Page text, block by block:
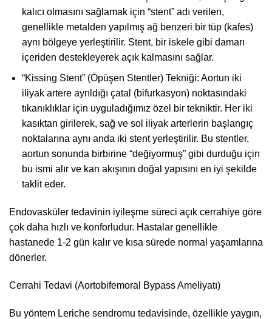
kalıcı olmasını sağlamak için “stent” adı verilen,
genellikle metalden yapılmış ağ benzeri bir tüp (kafes)
aynı bölgeye yerleştirilir. Stent, bir iskele gibi damarı
içeriden destekleyerek açık kalmasını sağlar.
“Kissing Stent” (Öpüşen Stentler) Tekniği: Aortun iki
iliyak artere ayrıldığı çatal (bifurkasyon) noktasındaki
tıkanıklıklar için uyguladığımız özel bir tekniktir. Her iki
kasıktan girilerek, sağ ve sol iliyak arterlerin başlangıç
noktalarına aynı anda iki stent yerleştirilir. Bu stentler,
aortun sonunda birbirine “değiyormuş” gibi durduğu için
bu ismi alır ve kan akışının doğal yapısını en iyi şekilde
taklit eder.
Endovasküler tedavinin iyileşme süreci açık cerrahiye göre
çok daha hızlı ve konforludur. Hastalar genellikle
hastanede 1-2 gün kalır ve kısa sürede normal yaşamlarına
dönerler.
Cerrahi Tedavi (Aortobifemoral Bypass Ameliyatı)
Bu yöntem Leriche sendromu tedavisinde, özellikle yaygın,